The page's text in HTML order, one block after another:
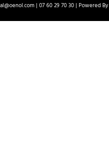
| 07 60 29 70 30 | Powered By